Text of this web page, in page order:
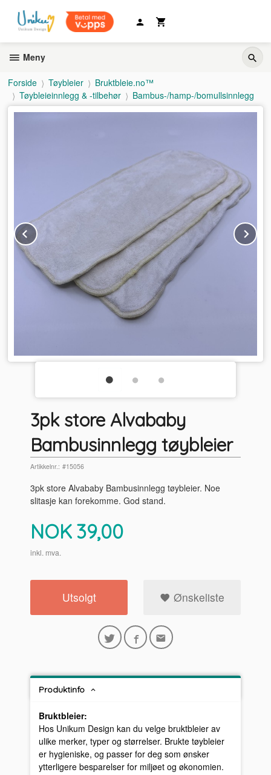
innholdet
Meny
Forside Tøybleier
Bruktbleie.no™
Tøybleieinnlegg & -tilbehør
Bambus-/hamp-/bomullsinnlegg
Prev
3pk store Alvababy
Bambusinnlegg tøybleier
Artikkelnr.: #15056
3pk store Alvababy Bambusinnlegg tøybleier. Noe
slitasje kan forekomme. God stand.
Pris
NOK 39,00
inkl. mva.
Utsolgt Ønskeliste
Produktinfo
Bruktbleier:
Hos Unikum Design kan du velge bruktbleier av
ulike merker, typer og størrelser. Brukte tøybleier
er hygieniske, og passer for deg som ønsker
ytterligere besparelser for miljøet og økonomien.